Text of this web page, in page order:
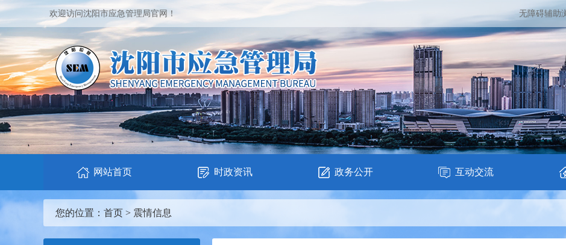
欢迎访问沈阳市应急管理局官网！ 无障碍辅助
网站首页 时政资讯 政务公开 互动交流
您的位置： 首页 > 震情信息